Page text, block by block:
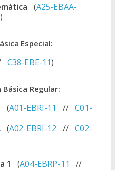
(A25-EBAA-
)
Especial:
C38-EBE-11)
Básica Regular:
(A01-EBRI-11 // C01-
(A02-EBRI-12 // C02-
1 (A04-EBRP-11
//